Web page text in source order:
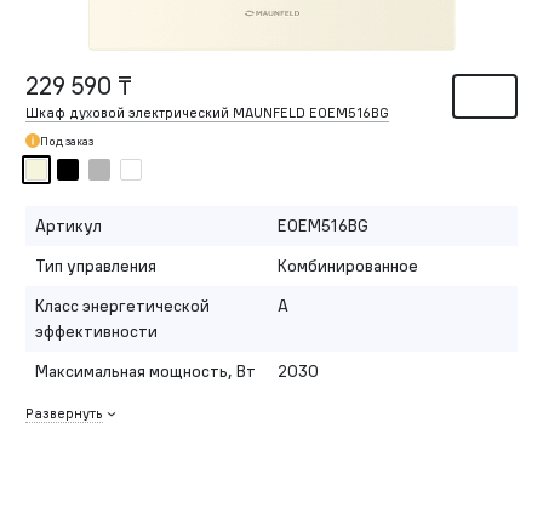
229 590 ₸
Шкаф духовой электрический MAUNFELD EOEM516BG
Под заказ
Артикул
EOEM516BG
Тип управления
Комбинированное
Класс энергетической
эффективности
A
Максимальная мощность, Вт 2030
Развернуть